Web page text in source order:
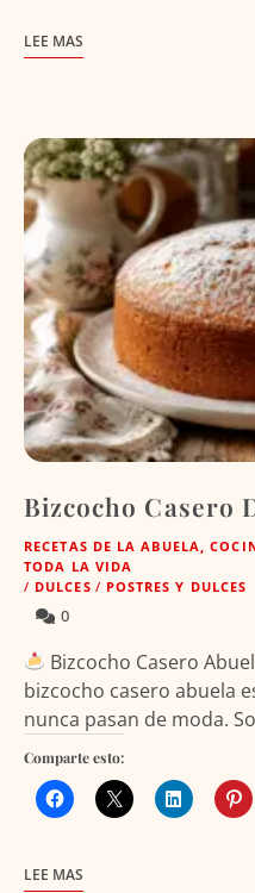
LEE MAS
Bizcocho Casero
RECETAS DE LA ABUELA,
TODA LA VIDA
/ DULCES / POSTRES Y DULCES
0
Bizcocho Casero
bizcocho casero abuela
nunca pasan de moda.
Comparte esto:
LEE MAS